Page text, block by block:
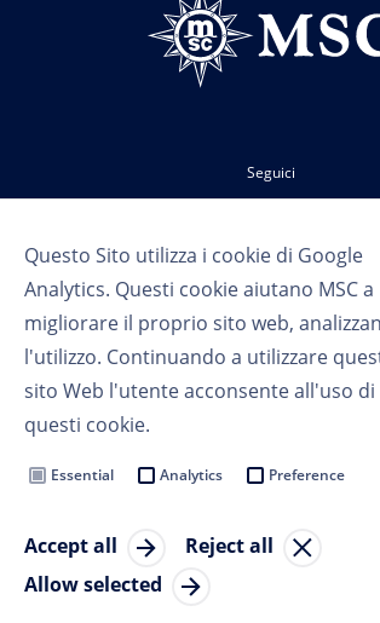
Questo Sito utilizza i cookie di Google
Analytics. Questi cookie aiutano MSC a
migliorare il proprio sito web,
l'utilizzo. Continuando a utilizzare
sito Web l'utente acconsente all'uso di
questi cookie.
Essential Analytics Preference
Accept all
Reject all
Allow selected
Seguici
Cookie Settings
© Copyright 2023 MSC Cruises SA